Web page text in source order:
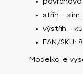
střih - slim
výstřih -
EAN/SKU:
Modelka je